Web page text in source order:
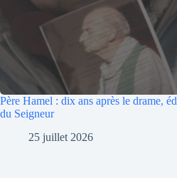
Père Hamel : dix ans après le drame,
du Seigneur
25 juillet 2026